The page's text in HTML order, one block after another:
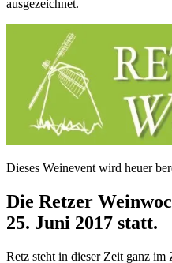
ausgezeichnet.
Dieses Weinevent wird heuer
Die Retzer
25. Juni 2017 statt.
Retz steht in dieser Zeit ganz im